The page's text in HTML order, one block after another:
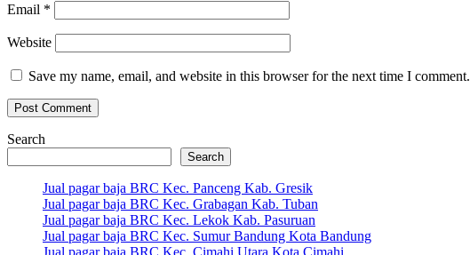
Email *
Website
Save my name, email, and website in this browser for the next time I comment.
Search
Search
Jual pagar baja BRC Kec. Panceng Kab. Gresik
Jual pagar baja BRC Kec. Grabagan Kab. Tuban
Jual pagar baja BRC Kec. Lekok Kab. Pasuruan
Jual pagar baja BRC Kec. Sumur Bandung Kota Bandung
Jual pagar baja BRC Kec. Cimahi Utara Kota Cimahi